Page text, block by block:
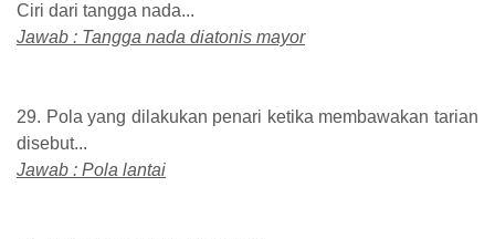
Ciri dari tangga nada...
Jawab : Tangga nada diatonis mayor
29. Pola yang dilakukan penari ketika membawakan tarian
disebut...
Jawab : Pola lantai